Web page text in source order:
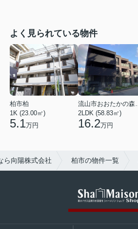
よく見られている物件
柏市柏
1K (23.00㎡)
5.1万円
2LDK (58.83㎡)
16.2万円
ら向陽株式会社 柏市の物件一覧